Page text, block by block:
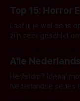
Top 15: Horror
Laat jij je wel eens
zijn zeer geschikt
Alle
Herfstdip? Ideaal
Nederlandse series te bingen! Bij